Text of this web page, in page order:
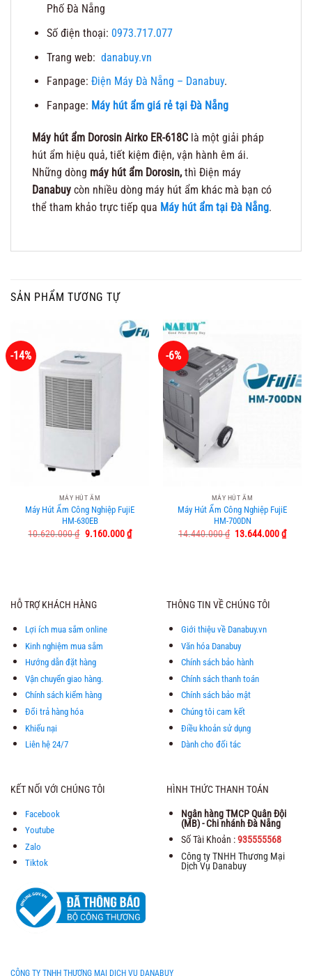
Phố Đà Nẵng
Số điện thoại: 0973.717.077
Trang web: danabuy.vn
Fanpage: Điện Máy Đà Nẵng – Danabuy.
Fanpage: Máy hút ẩm giá rẻ tại Đà Nẵng
Máy hút ẩm Dorosin Airko ER-618C là một giải pháp
hút ẩm hiệu quả, tiết kiệm điện, vận hành êm ái.
Những dòng máy hút ẩm Dorosin, thì Điện máy
Danabuy còn nhiều dòng máy hút ẩm khác mà bạn có
thể tham khảo trực tiếp qua Máy hút ẩm tại Đà Nẵng.
SẢN PHẨM TƯƠNG TỰ
-14%
MÁY HÚT ẨM
Máy Hút Ẩm Công Nghiệp FujiE
HM-630EB
10.620.000₫ Giá
9.160.000₫Giá
hiện
-6%
MÁY HÚT ẨM
Máy Hút Ẩm Công Nghiệp FujiE
HM-700DN
14.440.000₫ Giá
13.644.000₫Giá
hiện
HỖ TRỢ KHÁCH HÀNG
Lợi ích mua sắm online
Kinh nghiệm mua sắm
Hướng dẫn đặt hàng
Vận chuyển giao hàng.
Chính sách kiểm hàng
Đổi trả hàng hóa
Khiếu nại
Liên hệ 24/7
THÔNG TIN VỀ CHÚNG TÔI
Giới thiệu về Danabuy.vn
Văn hóa Danabuy
Chính sách bảo hành
Chính sách thanh toán
Chính sách bảo mật
Chúng tôi cam kết
Điều khoản sử dụng
Dành cho đối tác
KẾT NỐI VỚI CHÚNG TÔI
Facebook
Youtube
Zalo
Tiktok
HÌNH THỨC THANH TOÁN
Ngân hàng TMCP Quân Đội
(MB) - Chi nhánh Đà Nẵng
Số Tài Khoản :935555568
Công ty TNHH Thương Mại
Dịch Vụ Danabuy
CÔNG TY TNHH THƯƠNG MẠI DỊCH VỤ DANABUY